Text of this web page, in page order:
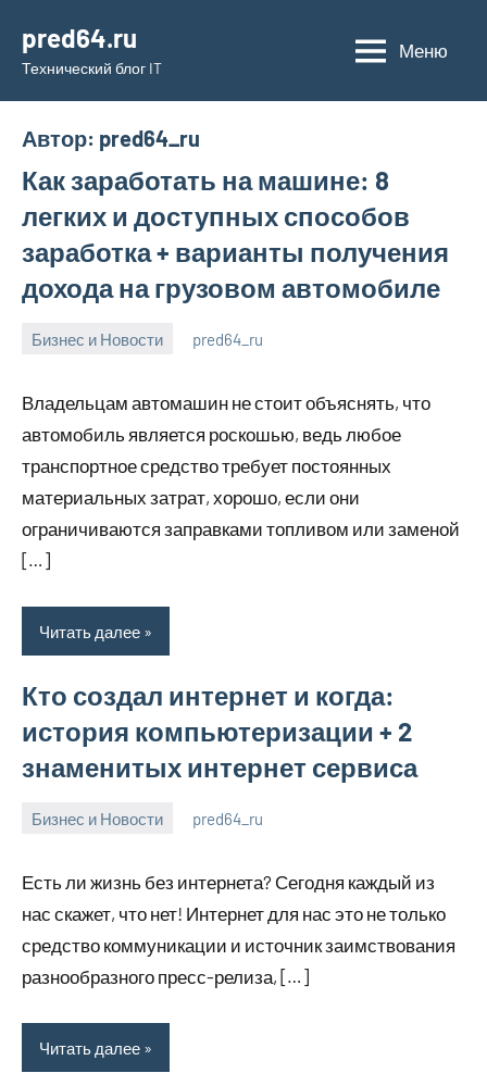
содержимому
pred64.ru
Технический блог IT
Меню
Автор: pred64_ru
Как заработать на машине: 8
легких и доступных способов
заработка + варианты получения
дохода на грузовом автомобиле
Бизнес и Новости
2023
pred64_ru
Владельцам автомашин не стоит объяснять, что
автомобиль является роскошью, ведь любое
транспортное средство требует постоянных
материальных затрат, хорошо, если они
ограничиваются заправками топливом или заменой
[…]
Читать далее
Кто создал интернет и когда:
история компьютеризации + 2
знаменитых интернет сервиса
Бизнес и Новости
2023
pred64_ru
Есть ли жизнь без интернета? Сегодня каждый из
нас скажет, что нет! Интернет для нас это не только
средство коммуникации и источник заимствования
разнообразного пресс-релиза, […]
Читать далее